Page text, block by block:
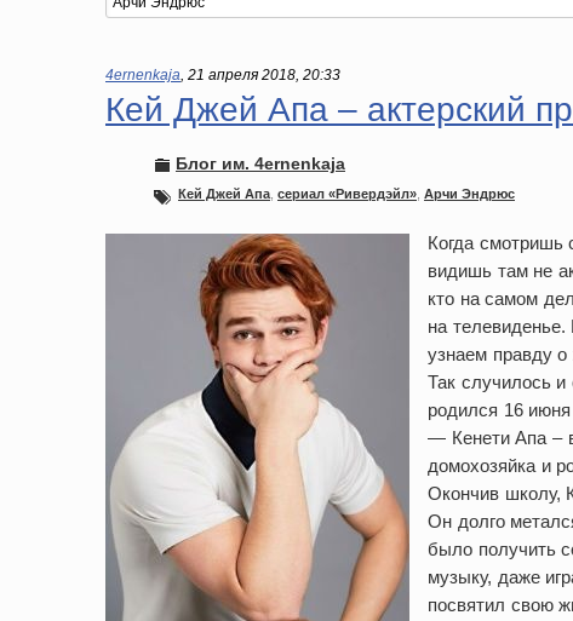
4ernenkaja, 21 апреля 2018, 20:33
Кей Джей Апа – актерский
Блог им. 4ernenkaja
Кей Джей Апа сериал «Ривердэйл» Арчи Эндрюс
Когда
видишь там не
кто на самом
на
узнаем правду о
Так случилось
родился 16
— Кенети Апа –
домохозяйка и
Окончив школу,
Он долго
было получить
музыку, даже
посвятил свою